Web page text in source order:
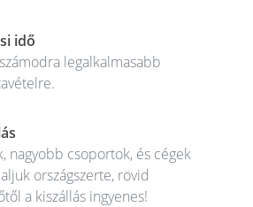
idő
legalkalmasabb
nagyobb csoportok, és cégek
országszerte, rövid
a kiszállás ingyenes!